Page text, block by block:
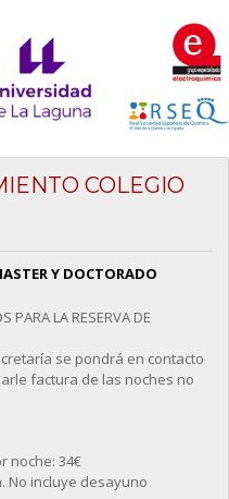
COLEGIO
Y DOCTORADO
PARA LA RESERVA DE
se pondrá en contacto
factura de las noches no
noche: 34€
No incluye desayuno